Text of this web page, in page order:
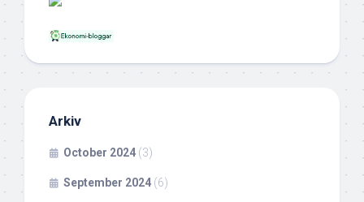
Arkiv
October 2024 (3)
September 2024 (6)